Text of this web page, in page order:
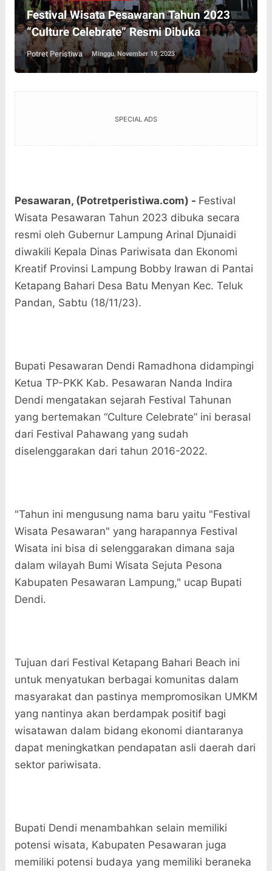
Festival Wisata Pesawaran Tahun 2023
“Culture Celebrate” Resmi Dibuka
Potret Peristiwa Minggu, November 19, 2023
SPECIAL ADS
Pesawaran, (Potretperistiwa.com) - Festival
Wisata Pesawaran Tahun 2023 dibuka secara
resmi oleh Gubernur Lampung Arinal Djunaidi
diwakili Kepala Dinas Pariwisata dan Ekonomi
Kreatif Provinsi Lampung Bobby Irawan di Pantai
Ketapang Bahari Desa Batu Menyan Kec. Teluk
Pandan, Sabtu (18/11/23).
Bupati Pesawaran Dendi Ramadhona didampingi
Ketua TP-PKK Kab. Pesawaran Nanda Indira
Dendi mengatakan sejarah Festival Tahunan
yang bertemakan “Culture Celebrate” ini berasal
dari Festival Pahawang yang sudah
diselenggarakan dari tahun 2016-2022.
"Tahun ini mengusung nama baru yaitu "Festival
Wisata Pesawaran" yang harapannya Festival
Wisata ini bisa di selenggarakan dimana saja
dalam wilayah Bumi Wisata Sejuta Pesona
Kabupaten Pesawaran Lampung," ucap Bupati
Dendi.
Tujuan dari Festival Ketapang Bahari Beach ini
untuk menyatukan berbagai komunitas dalam
masyarakat dan pastinya mempromosikan UMKM
yang nantinya akan berdampak positif bagi
wisatawan dalam bidang ekonomi diantaranya
dapat meningkatkan pendapatan asli daerah dari
sektor pariwisata.
Bupati Dendi menambahkan selain memiliki
potensi wisata, Kabupaten Pesawaran juga
memiliki potensi budaya yang memiliki beraneka